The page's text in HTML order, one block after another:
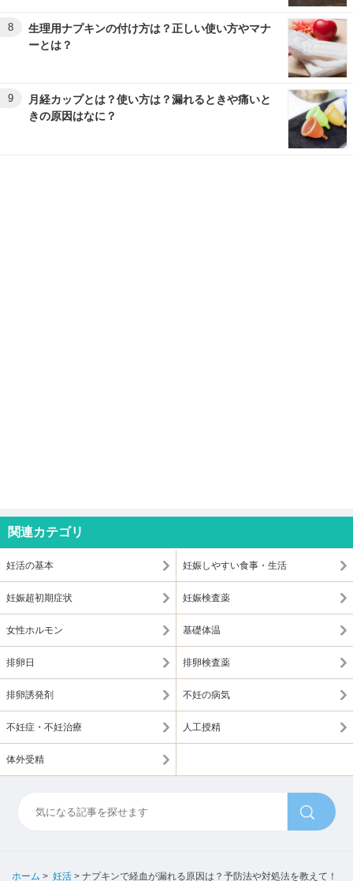
8
生理用ナプキンの付け方は？正しい使い方やマナ
ーとは？
9
月経カップとは？使い方は？漏れるときや痛いと
きの原因はなに？
関連カテゴリ
妊活の基本 妊娠しやすい食事・生活
妊娠超初期症状 妊娠検査薬
女性ホルモン 基礎体温
排卵日 排卵検査薬
排卵誘発剤 不妊の病気
不妊症・不妊治療 人工授精
体外受精
ホーム > 妊活 > ナプキンで経血が漏れる原因は？予防法や対処法を教えて！